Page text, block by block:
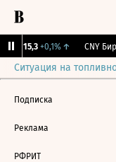
115,3 +0,1%↑ CNY
Ситуация на
Подписка
Реклама
РФРИТ